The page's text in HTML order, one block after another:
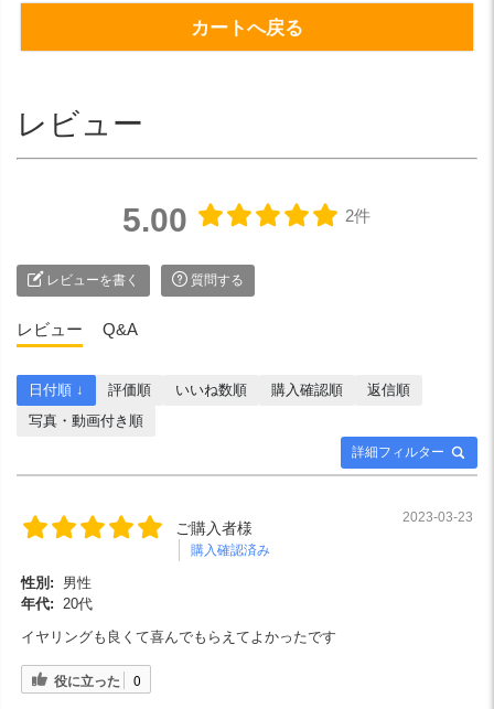
カートへ戻る
レビュー
5.00 2件
レビューを書く 質問する
レビュー Q&A
詳細フィルター
日付順 ↓ 評価順 いいね数順 購入確認順
返信順
写真・動画付き順
ご購入者様
購入確認済み
2023-03-23
性別:
男性
年代:
20代
イヤリングも良くて喜んでもらえてよかったです
役に立った 0